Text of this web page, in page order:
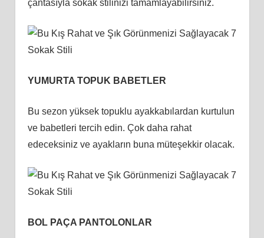
çantasıyla sokak stilinizi tamamlayabilirsiniz.
YUMURTA TOPUK BABETLER
Bu sezon yüksek topuklu ayakkabılardan kurtulun
ve babetleri tercih edin. Çok daha rahat
edeceksiniz ve ayakların buna müteşekkir olacak.
BOL PAÇA PANTOLONLAR